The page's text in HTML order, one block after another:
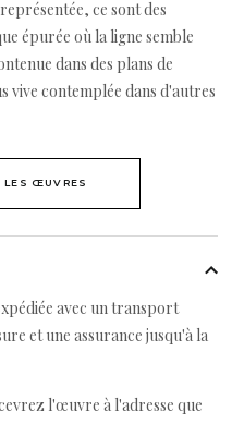
ce sont des
épurée où la ligne semble
dans des plans de
vive contemplée dans d'autres
LES ŒUVRES
avec un transport
et une assurance jusqu'à la
l'œuvre à l'adresse que